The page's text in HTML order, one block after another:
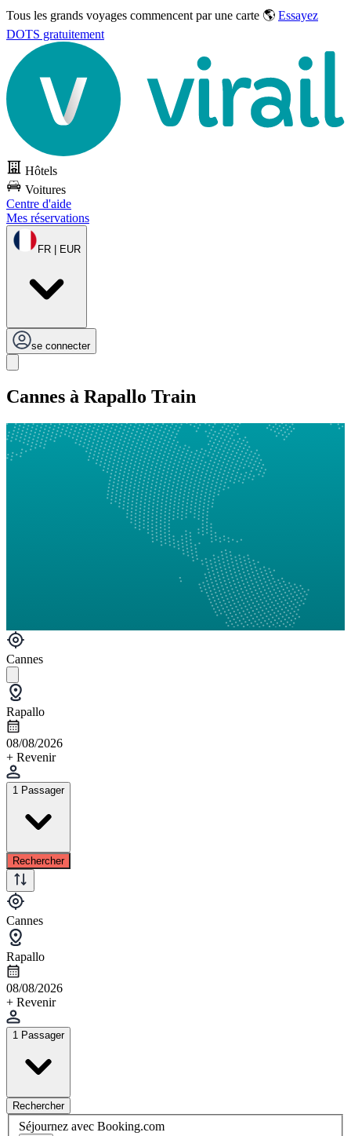
Tous les grands voyages commencent par une carte 🌎 Essayez
DOTS gratuitement
Hôtels
Voitures
Centre d'aide
Mes réservations
FR | EUR
se connecter
Cannes à Rapallo Train
Cannes
Rapallo
08/08/2026
+ Revenir
1 Passager
Rechercher
Cannes
Rapallo
08/08/2026
+ Revenir
1 Passager
Rechercher
Séjournez avec Booking.com